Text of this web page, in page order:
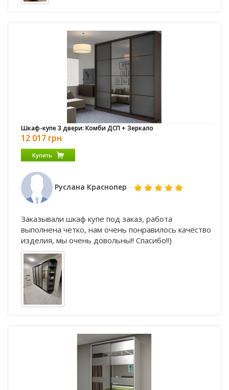
Шкаф-купе 3 двери: Комби ДСП + Зеркало
12 017 грн
Купить
Руслана Краснопер
Заказывали шкаф купе под заказ, работа
выполнена четко, нам очень понравилось качество
изделия, мы очень довольны!! Спасибо!!)